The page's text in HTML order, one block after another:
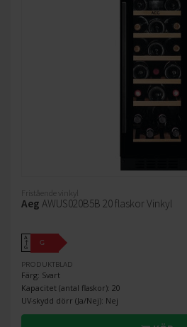
Fristående vinkyl
Aeg AWUS020B5B 20 flaskor Vinkyl
A
↑
G
G
PRODUKTBLAD
Färg: Svart
Kapacitet (antal flaskor): 20
UV-skydd dörr (Ja/Nej): Nej